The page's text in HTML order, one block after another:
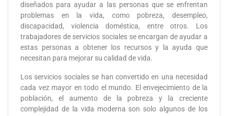
diseñados para ayudar a las personas que se enfrentan
problemas en la vida, como pobreza, desempleo,
discapacidad, violencia doméstica, entre otros. Los
trabajadores de servicios sociales se encargan de ayudar a
estas personas a obtener los recursos y la ayuda que
necesitan para mejorar su calidad de vida.
Los servicios sociales se han convertido en una necesidad
cada vez mayor en todo el mundo. El envejecimiento de la
población, el aumento de la pobreza y la creciente
complejidad de la vida moderna son solo algunos de los